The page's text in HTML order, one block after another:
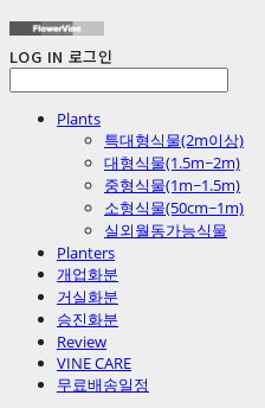
LOG IN 로그인
Plants
특대형식물(2m이상)
대형식물(1.5m~2m)
중형식물(1m~1.5m)
소형식물(50cm~1m)
실외월동가능식물
Planters
개업화분
거실화분
승진화분
Review
VINE CARE
무료배송일정